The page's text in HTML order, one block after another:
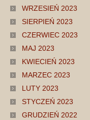
WRZESIEŃ 2023
SIERPIEŃ 2023
CZERWIEC 2023
MAJ 2023
KWIECIEŃ 2023
MARZEC 2023
LUTY 2023
STYCZEŃ 2023
GRUDZIEŃ 2022